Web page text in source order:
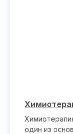
один из